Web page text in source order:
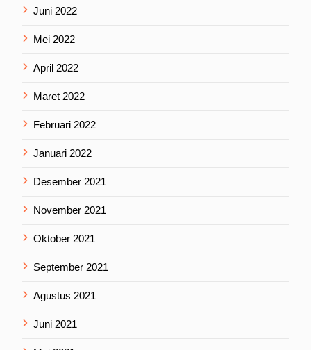
Juni 2022
Mei 2022
April 2022
Maret 2022
Februari 2022
Januari 2022
Desember 2021
November 2021
Oktober 2021
September 2021
Agustus 2021
Juni 2021